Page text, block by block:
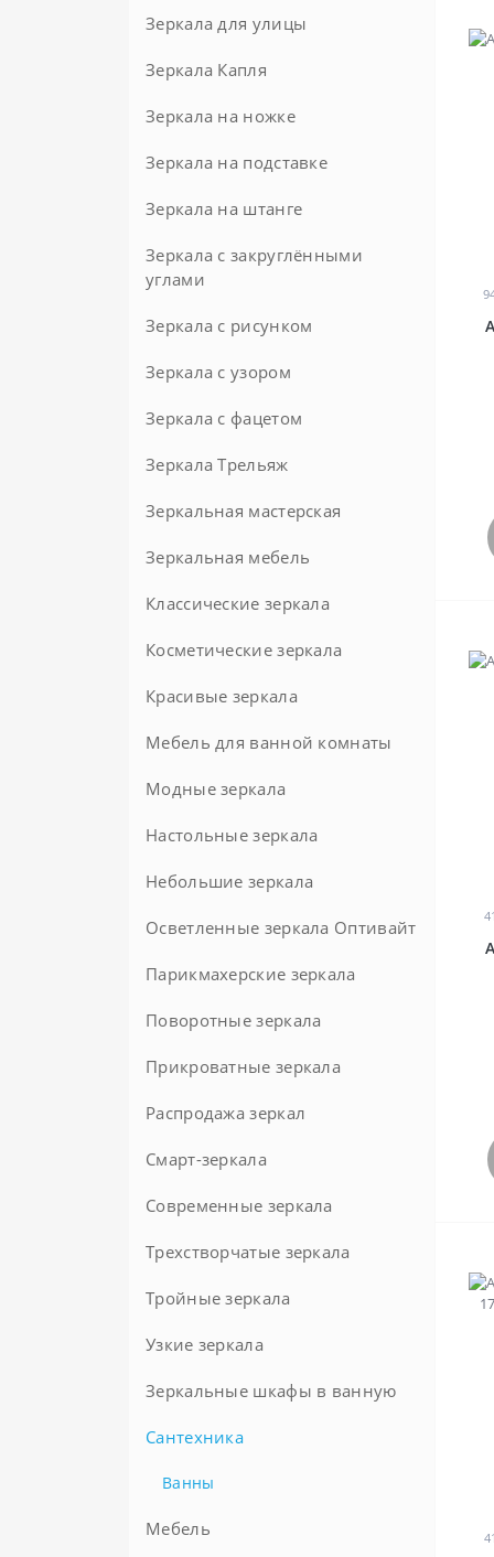
Зеркала для улицы
Зеркала Капля
Зеркала на ножке
Напольные
Настольные
Зеркала на подставке
Зеркала на штанге
Зеркала с закруглёнными
углами
Зеркала с рисунком
Зеркала с узором
Зеркала с фацетом
Круглые с фацетом
Зеркала Трельяж
Зеркальная мастерская
Зеркала на заказ
Зеркальная мебель
Классические зеркала
Косметические зеркала
Красивые зеркала
Мебель для ванной комнаты
Комоды в ванную комнату
Комплектующие для мебели в
Тумбы под раковину
Тумбы с раковиной
Шкафы в ванную комнату
Экраны под ванну
Модные зеркала
Настольные зеркала
Небольшие зеркала
Осветленные зеркала Оптивайт
Парикмахерские зеркала
Поворотные зеркала
Прикроватные зеркала
Распродажа зеркал
Смарт-зеркала
Современные зеркала
Трехстворчатые зеркала
Тройные зеркала
Узкие зеркала
Зеркальные шкафы в ванную
100 см
120 см
50 см
Сантехника
Ванны
Мебель